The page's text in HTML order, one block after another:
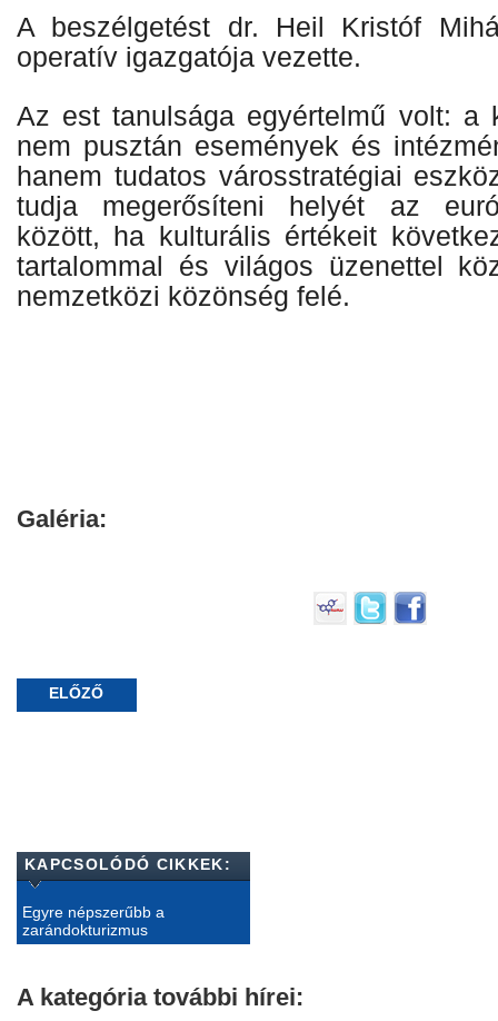
A beszélgetést dr. Heil Kristóf
operatív igazgatója vezette.
Az est tanulsága egyértelmű volt: a
nem pusztán események és
hanem tudatos városstratégiai
tudja megerősíteni helyét az
között, ha kulturális értékeit
tartalommal és világos üzenettel
nemzetközi közönség felé.
Galéria:
ELŐZŐ
KAPCSOLÓDÓ CIKKEK:
​Egyre népszerűbb a
zarándokturizmus
A kategória további hírei: